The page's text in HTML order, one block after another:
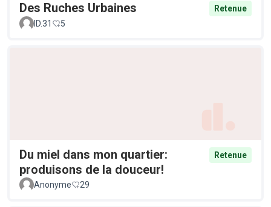
Des Ruches Urbaines
Retenue
ID.31
5
Du miel dans mon quartier:
produisons de la douceur!
Retenue
Anonyme 29